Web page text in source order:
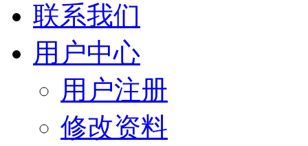
联系我们
用户中心
用户注册
修改资料